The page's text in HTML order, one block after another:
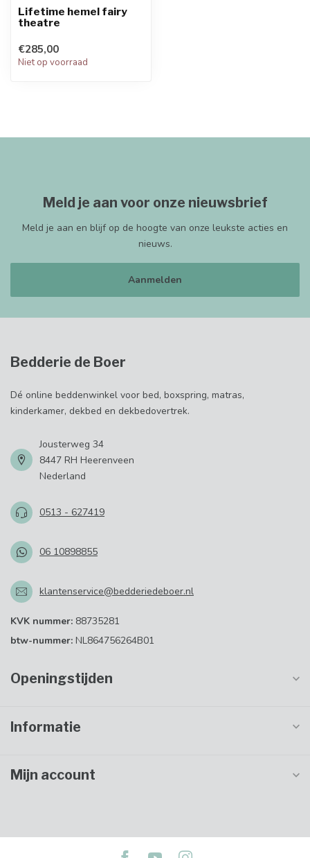
Lifetime hemel fairy
theatre
€285,00
Niet op voorraad
Meld je aan voor onze nieuwsbrief
Meld je aan en blijf op de hoogte van onze leukste acties en
nieuws.
Aanmelden
Bedderie de Boer
Dé online beddenwinkel voor bed, boxspring, matras,
kinderkamer, dekbed en dekbedovertrek.
Jousterweg 34
8447 RH Heerenveen
Nederland
0513 - 627419
06 10898855
klantenservice@bedderiedeboer.nl
KVK nummer: 88735281
btw-nummer: NL864756264B01
Openingstijden
Informatie
Mijn account